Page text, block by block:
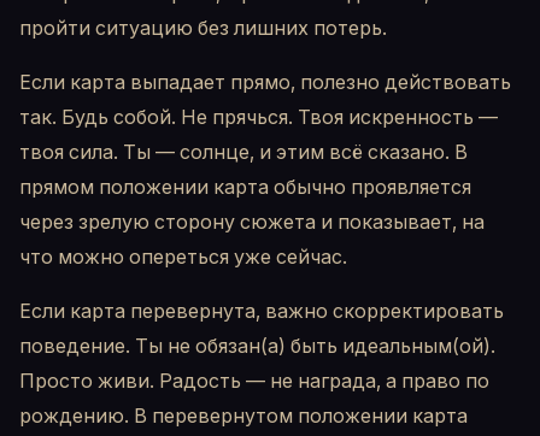
пройти ситуацию без лишних потерь.
Если карта выпадает прямо, полезно действовать
так. Будь собой. Не прячься. Твоя искренность —
твоя сила. Ты — солнце, и этим всё сказано. В
прямом положении карта обычно проявляется
через зрелую сторону сюжета и показывает, на
что можно опереться уже сейчас.
Если карта перевернута, важно скорректировать
поведение. Ты не обязан(а) быть идеальным(ой).
Просто живи. Радость — не награда, а право по
рождению. В перевернутом положении карта